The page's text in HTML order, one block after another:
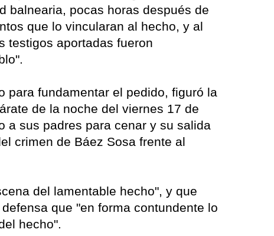
balnearia, pocas horas después de
que lo vincularan al hecho, y al
testigos aportadas fueron
para fundamentar el pedido, figuró la
de la noche del viernes 17 de
a sus padres para cenar y su salida
crimen de Báez Sosa frente al
del lamentable hecho", y que
que "en forma contundente lo
hecho".